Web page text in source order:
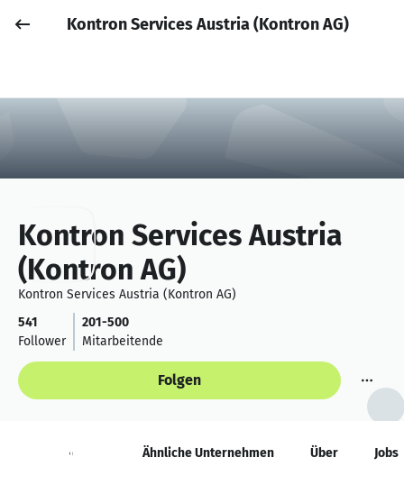
Anmelden
Job posten
Kontron Services Austria (Kontron AG)
Kontron Services Austria
(Kontron AG)
Kontron Services Austria (Kontron AG)
541
Follower
201-500
Mitarbeitende
Folgen
Neuigkeiten Ähnliche Unternehmen Über Jobs